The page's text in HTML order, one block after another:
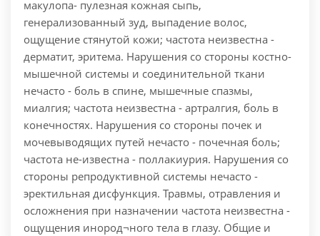
макулопа- пулезная кожная сыпь,
генерализованный зуд, выпадение волос,
ощущение стянутой кожи; частота неизвестна -
дерматит, эритема. Нарушения со стороны костно-
мышечной системы и соединительной ткани
нечасто - боль в спине, мышечные спазмы,
миалгия; частота неизвестна - артралгия, боль в
конечностях. Нарушения со стороны почек и
мочевыводящих путей нечасто - почечная боль;
частота не-известна - поллакиурия. Нарушения со
стороны репродуктивной системы нечасто -
эректильная дисфункция. Травмы, отравления и
осложнения при назначении частота неизвестна -
ощущения инород¬ного тела в глазу. Общие и